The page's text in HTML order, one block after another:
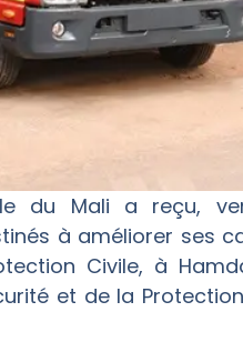
du Mali a reçu,
à améliorer ses
Civile, à
et de la